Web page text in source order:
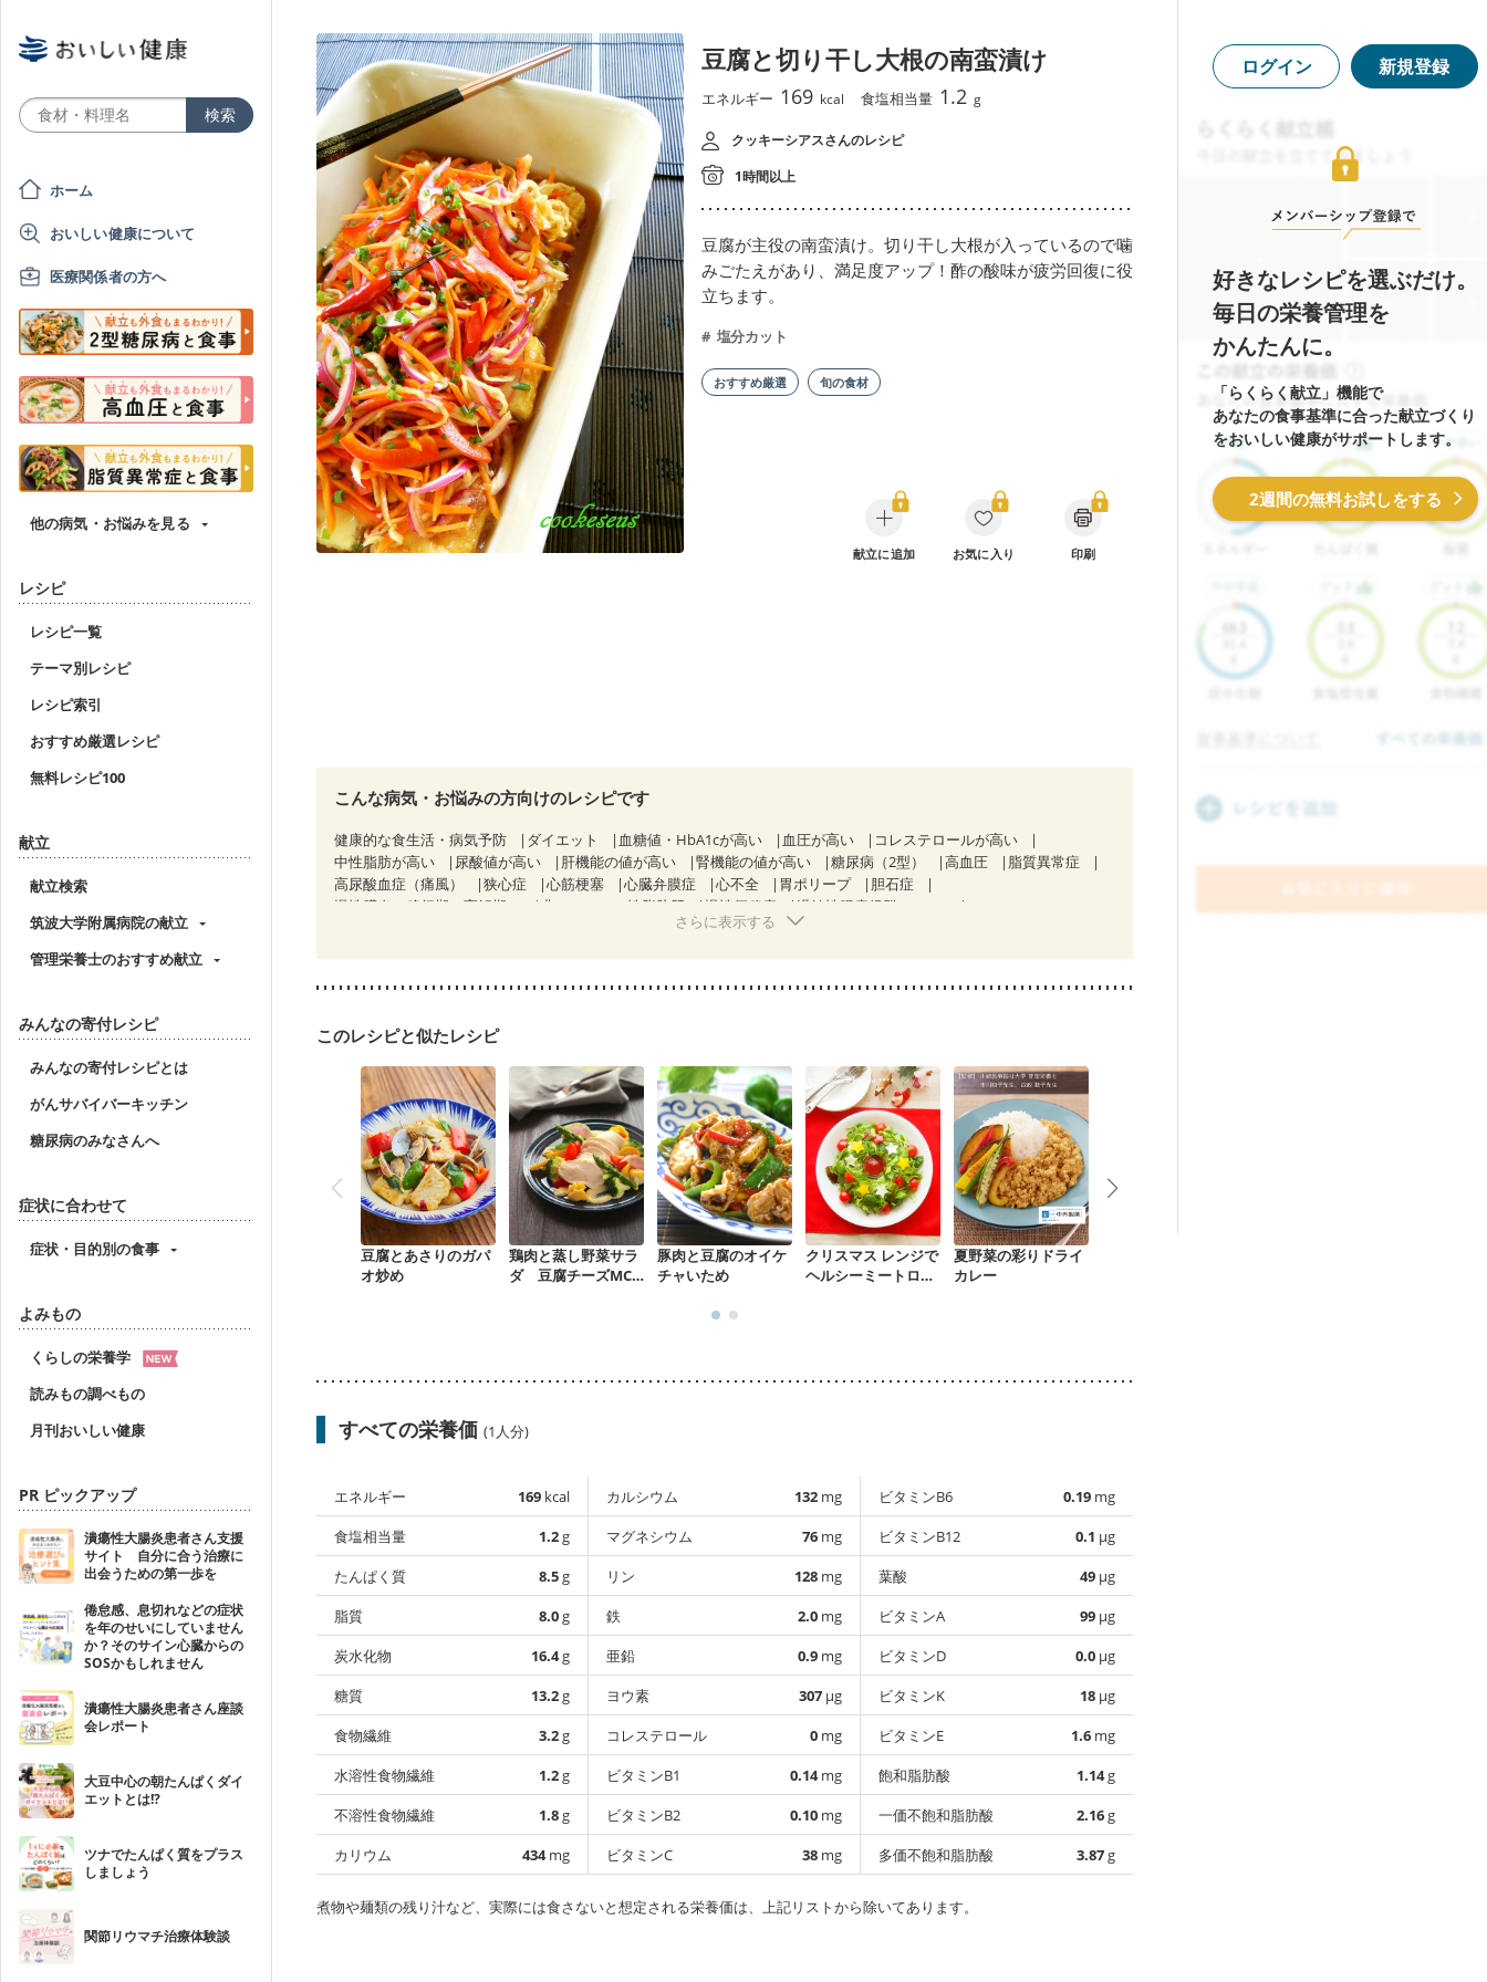
ホーム
おいしい健康について
医療関係者の方へ
他の病気・お悩みを見る
レシピ
レシピ一覧
テーマ別レシピ
レシピ索引
おすすめ厳選レシピ
無料レシピ100
献立
献立検索
筑波大学附属病院の献立
管理栄養士のおすすめ献立
みんなの寄付レシピ
みんなの寄付レシピとは
がんサバイバーキッチン
糖尿病のみなさんへ
症状に合わせて
症状・目的別の食事
よみもの
くらしの栄養学
読みもの調べもの
月刊おいしい健康
PR ピックアップ
潰瘍性大腸炎患者さん支援
サイト 自分に合う治療に
出会うための第一歩を
倦怠感、息切れなどの症状
を年のせいにしていません
か？そのサイン心臓からの
SOSかもしれません
潰瘍性大腸炎患者さん座談
会レポート
大豆中心の朝たんぱくダイ
エットとは!?
ツナでたんぱく質をプラス
しましょう
関節リウマチ治療体験談
豆腐と切り干し大根の南蛮漬け
エネルギー 169 kcal 食塩相当量 1.2 g
クッキーシアスさんのレシピ
1時間以上
豆腐が主役の南蛮漬け。切り干し大根が入っているので噛
みごたえがあり、満足度アップ！酢の酸味が疲労回復に役
立ちます。
塩分カット
おすすめ厳選 旬の食材
献立に追加 お気に入り 印刷
こんな病気・お悩みの方向けのレシピです
健康的な食生活・病気予防 ダイエット 血糖値・HbA1cが高い 血圧が高い
コレステロールが高い
中性脂肪が高い
尿酸値が高い 肝機能の値が高い 腎機能の値が高い 糖尿病（2型） 高血圧
脂質異常症
高尿酸血症（痛風）
狭心症 心筋梗塞 心臓弁膜症 心不全 胃ポリープ
胆石症
慢性膵炎（移行期・寛解期）
非アルコール性脂肪肝 慢性便秘症
過敏性腸症候群（IBS）
糖尿病性腎症（第２期）
産後（ミルク）
関節リウマチ 乾癬 貧血対策 ニキビ・肌荒れ 妊活中 更年期
さらに表示する
このレシピと似たレシピ
豆腐とあさりのガパ
オ炒め
鶏肉と蒸し野菜サラ
ダ 豆腐チーズMCT
豚肉と豆腐のオイケ
チャいため
クリスマス レンジで
ヘルシーミートロー
夏野菜の彩りドライ
カレー
すべての栄養価 (1人分)
エネルギー 169 kcal
食塩相当量
1.2g
たんぱく質
8.5g
脂質
8.0g
炭水化物
16.4g
糖質
13.2g
食物繊維
3.2g
水溶性食物繊維
1.2g
不溶性食物繊維
1.8g
カリウム
434mg
カルシウム 132 mg
マグネシウム
76 mg
リン
128 mg
鉄
2.0 mg
亜鉛
0.9 mg
ヨウ素
307 µg
コレステロール
0 mg
ビタミンB1
0.14mg
ビタミンB2
0.10 mg
ビタミンC
38 mg
ビタミンB6 0.19 mg
ビタミンB12
0.1 µg
葉酸
49 µg
ビタミンA
99 µg
ビタミンD
0.0 µg
ビタミンK
18 µg
ビタミンE
1.6 mg
飽和脂肪酸
1.14g
一価不飽和脂肪酸
2.16g
多価不飽和脂肪酸
3.87g
煮物や麺類の残り汁など、実際には食さないと想定される栄養価は、上記リストから除いてあります。
ログイン 新規登録
好きなレシピを選ぶだけ。
毎日の栄養管理を
かんたんに。
「らくらく献立」機能で
あなたの食事基準に合った献立づくり
をおいしい健康がサポートします。
2週間の無料お試しをする